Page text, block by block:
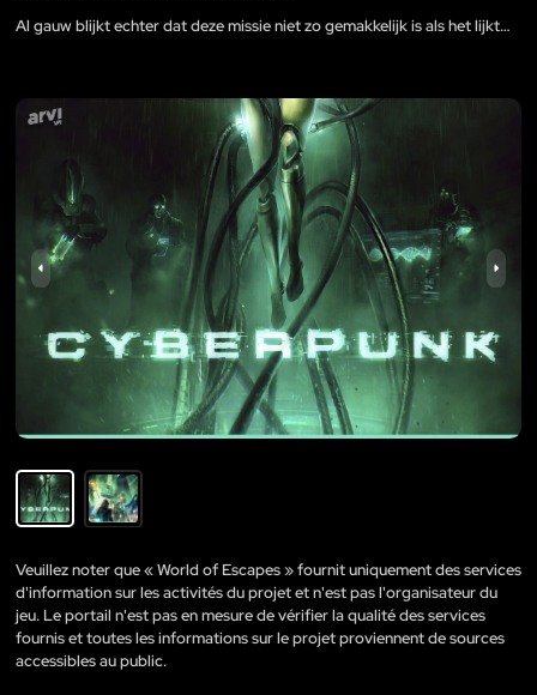
Al gauw blijkt echter dat deze missie niet zo gemakkelijk is als het lijkt…
Veuillez noter que « World of Escapes » fournit uniquement des services
d'information sur les activités du projet et n'est pas l'organisateur du
jeu. Le portail n'est pas en mesure de vérifier la qualité des services
fournis et toutes les informations sur le projet proviennent de sources
accessibles au public.